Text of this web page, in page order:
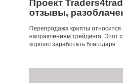
Проект
отзывы,
Перепродажа крипты
направлениям трейдинга. Этот
хорошо заработать благодаря